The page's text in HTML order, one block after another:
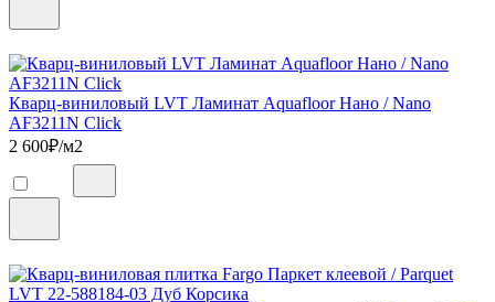
Кварц-виниловый LVT Ламинат Aquafloor Нано / Nano
AF3211N Click
2 600₽/м2